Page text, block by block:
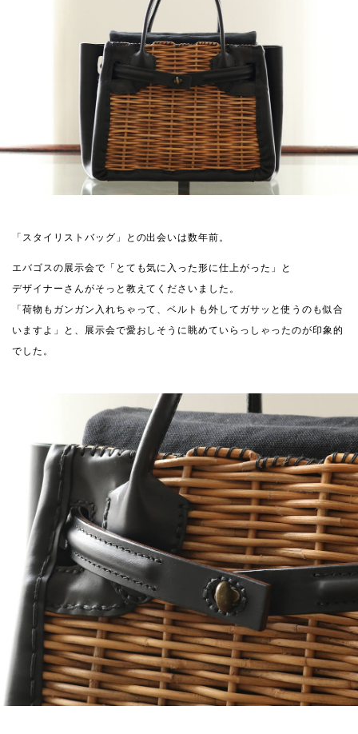
「スタイリストバッグ」との出会いは数年前。
エバゴスの展示会で「とても気に入った形に仕上がった」と
デザイナーさんがそっと教えてくださいました。
「荷物もガンガン入れちゃって、ベルトも外してガサッと使うのも似合
いますよ」と、展示会で愛おしそうに眺めていらっしゃったのが印象的
でした。